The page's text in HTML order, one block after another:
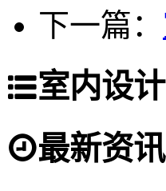
下一篇：
室内设
最新资讯